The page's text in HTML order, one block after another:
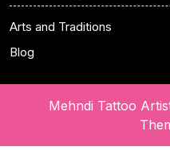
Arts and Traditions
Blog
Mehndi Tattoo